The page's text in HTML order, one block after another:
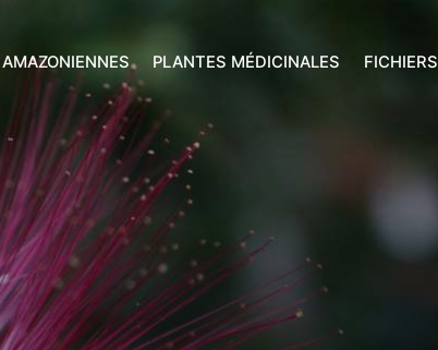
PLANTES MÉDICINALES FICHIERS